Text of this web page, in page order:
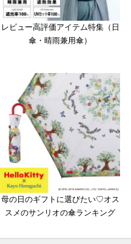
レビュー高評価アイテム特集（日
傘・晴雨兼用傘）
母の日のギフトに選びたい♡オス
スメのサンリオの傘ランキング